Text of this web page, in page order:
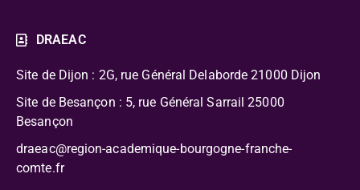
DRAEAC
Site de Dijon : 2G, rue Général Delaborde 21000 Dijon
Site de Besançon : 5, rue Général Sarrail 25000
Besançon
draeac@region-academique-bourgogne-franche-
comte.fr